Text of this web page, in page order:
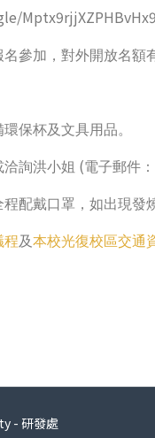
Mptx9rjjXZPHBvHx9
參加，對外開放名額
保杯及文具用品。
洽詢洪小姐 (電子郵件：
程配戴口罩，如出現
程及本校光復校區交通
- 研發處